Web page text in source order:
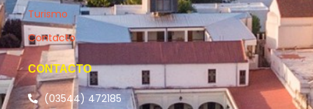
Turismo
Contacto
CONTACTO
(03544) 472185